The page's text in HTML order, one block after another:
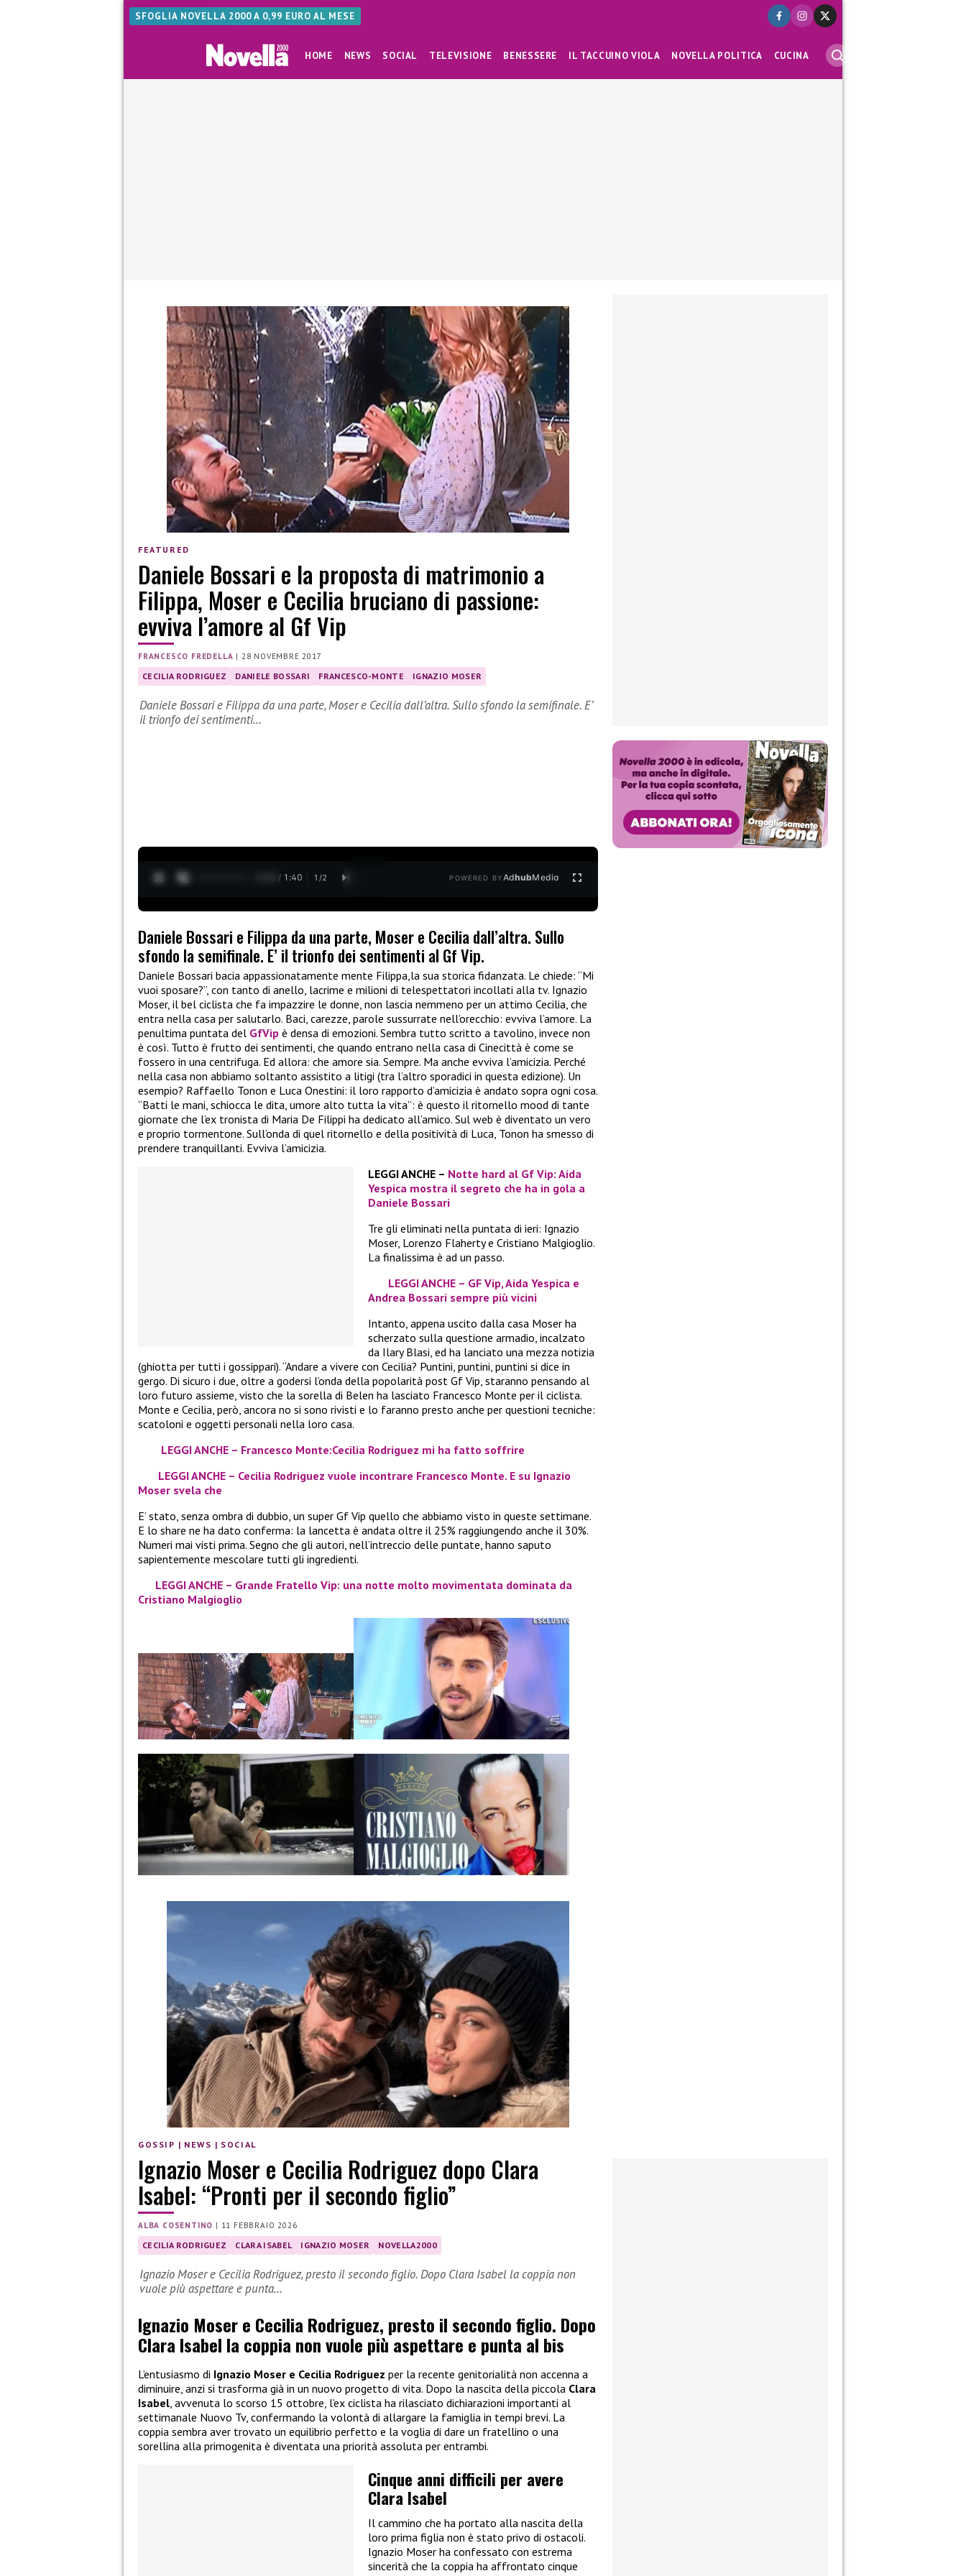
SFOGLIA NOVELLA 2000 A 0,99 EURO AL MESE
HOME NEWS SOCIAL TELEVISIONE BENESSERE IL TACCUINO VIOLA NOVELLA POLITICA CUCINA
FEATURED
Daniele Bossari e la proposta di matrimonio a
Filippa, Moser e Cecilia bruciano di passione:
evviva l’amore al Gf Vip
FRANCESCO FREDELLA | 28 NOVEMBRE 2017
CECILIA RODRIGUEZ DANIELE BOSSARI FRANCESCO-MONTE IGNAZIO MOSER
Daniele Bossari e Filippa da una parte, Moser e Cecilia dall’altra. Sullo sfondo la semifinale. E’
il trionfo dei sentimenti…
0:29 / 1:40 1 /2 POWERED BYAdhubMedia
Daniele Bossari e Filippa da una parte, Moser e Cecilia dall’altra. Sullo
sfondo la semifinale. E’ il trionfo dei sentimenti al Gf Vip.
Daniele Bossari bacia appassionatamente mente Filippa,la sua storica fidanzata. Le chiede: “Mi
vuoi sposare?”, con tanto di anello, lacrime e milioni di telespettatori incollati alla tv. Ignazio
Moser, il bel ciclista che fa impazzire le donne, non lascia nemmeno per un attimo Cecilia, che
entra nella casa per salutarlo. Baci, carezze, parole sussurrate nell’orecchio: evviva l’amore. La
penultima puntata del GfVip è densa di emozioni. Sembra tutto scritto a tavolino, invece non
è così. Tutto è frutto dei sentimenti, che quando entrano nella casa di Cinecittà è come se
fossero in una centrifuga. Ed allora: che amore sia. Sempre. Ma anche evviva l’amicizia. Perché
nella casa non abbiamo soltanto assistito a litigi (tra l’altro sporadici in questa edizione). Un
esempio? Raffaello Tonon e Luca Onestini: il loro rapporto d’amicizia è andato sopra ogni cosa.
“Batti le mani, schiocca le dita, umore alto tutta la vita”: è questo il ritornello mood di tante
giornate che l’ex tronista di Maria De Filippi ha dedicato all’amico. Sul web è diventato un vero
e proprio tormentone. Sull’onda di quel ritornello e della positività di Luca, Tonon ha smesso di
prendere tranquillanti. Evviva l’amicizia.
LEGGI ANCHE – Notte hard al Gf Vip: Aida
Yespica mostra il segreto che ha in gola a
Daniele Bossari
Tre gli eliminati nella puntata di ieri: Ignazio
Moser, Lorenzo Flaherty e Cristiano Malgioglio.
La finalissima è ad un passo.
LEGGI ANCHE – GF Vip, Aida Yespica e
Andrea Bossari sempre più vicini
Intanto, appena uscito dalla casa Moser ha
scherzato sulla questione armadio, incalzato
da Ilary Blasi, ed ha lanciato una mezza notizia
(ghiotta per tutti i gossippari). “Andare a vivere con Cecilia? Puntini, puntini, puntini si dice in
gergo. Di sicuro i due, oltre a godersi l’onda della popolarità post Gf Vip, staranno pensando al
loro futuro assieme, visto che la sorella di Belen ha lasciato Francesco Monte per il ciclista.
Monte e Cecilia, però, ancora no si sono rivisti e lo faranno presto anche per questioni tecniche:
scatoloni e oggetti personali nella loro casa.
LEGGI ANCHE – Francesco Monte:Cecilia Rodriguez mi ha fatto soffrire
LEGGI ANCHE – Cecilia Rodriguez vuole incontrare Francesco Monte. E su Ignazio
Moser svela che
E’ stato, senza ombra di dubbio, un super Gf Vip quello che abbiamo visto in queste settimane.
E lo share ne ha dato conferma: la lancetta è andata oltre il 25% raggiungendo anche il 30%.
Numeri mai visti prima. Segno che gli autori, nell’intreccio delle puntate, hanno saputo
sapientemente mescolare tutti gli ingredienti.
LEGGI ANCHE – Grande Fratello Vip: una notte molto movimentata dominata da
Cristiano Malgioglio
GOSSIP | NEWS | SOCIAL
Ignazio Moser e Cecilia Rodriguez dopo Clara
Isabel: “Pronti per il secondo figlio”
ALBA COSENTINO | 11 FEBBRAIO 2026
CECILIA RODRIGUEZ CLARA ISABEL IGNAZIO MOSER NOVELLA2000
Ignazio Moser e Cecilia Rodriguez, presto il secondo figlio. Dopo Clara Isabel la coppia non
vuole più aspettare e punta…
Ignazio Moser e Cecilia Rodriguez, presto il secondo figlio. Dopo
Clara Isabel la coppia non vuole più aspettare e punta al bis
L’entusiasmo di Ignazio Moser e Cecilia Rodriguez per la recente genitorialità non accenna a
diminuire, anzi si trasforma già in un nuovo progetto di vita. Dopo la nascita della piccola Clara
Isabel, avvenuta lo scorso 15 ottobre, l’ex ciclista ha rilasciato dichiarazioni importanti al
settimanale Nuovo Tv, confermando la volontà di allargare la famiglia in tempi brevi. La
coppia sembra aver trovato un equilibrio perfetto e la voglia di dare un fratellino o una
sorellina alla primogenita è diventata una priorità assoluta per entrambi.
Cinque anni difficili per avere
Clara Isabel
Il cammino che ha portato alla nascita della
loro prima figlia non è stato privo di ostacoli.
Ignazio Moser ha confessato con estrema
sincerità che la coppia ha affrontato cinque